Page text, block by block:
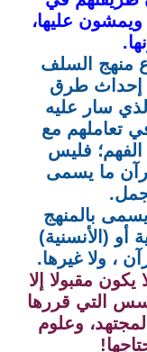
ويمشون عليها،
منهج السلف
إحداث طرق
سار عليه
تعاملهم مع
فليس
ما يسمى
بالمنهج
أو (الأنسنية)
، ولا غيرها.
يكون مقبولا إلا
التي قررها
وعلوم